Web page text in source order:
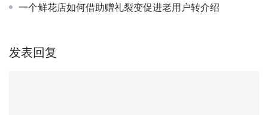
一个鲜花店如何借助赠礼裂变促进老用户转介绍
发表回复